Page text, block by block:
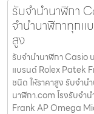
รับจํานํานาฬิกา
จำนำนาฬิกาทุกแ
สูง
รับจํานํานาฬิกา Casio
แบรนด์ Rolex Patek
ชนิด ให้ราคาสูง รับจํานํ
นาฬิกา.com โรงรับจำ
Frank AP Omega